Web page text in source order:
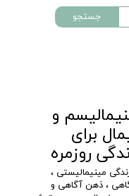
جستجو
و
مینیمال برای
روزمره
مینیمالیستی ،
، ذهن آگاهی و